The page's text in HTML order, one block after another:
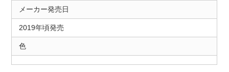
メーカー発売日
2019年頃発売
色